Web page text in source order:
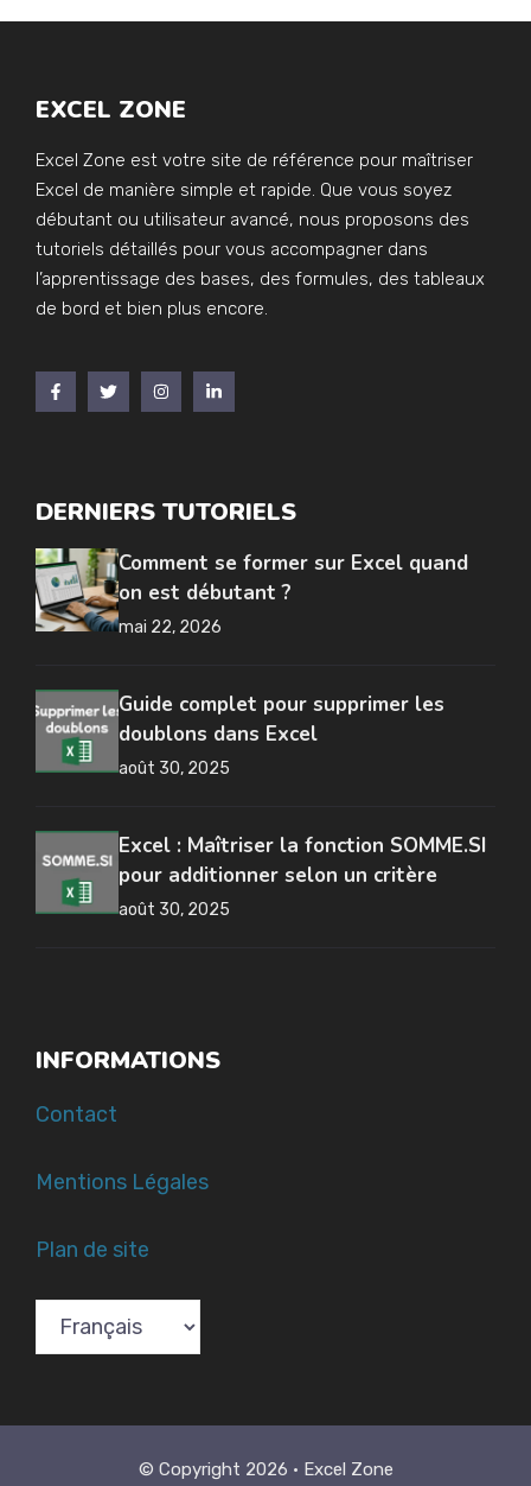
EXCEL ZONE
Excel Zone est votre site de référence pour maîtriser
Excel de manière simple et rapide. Que vous soyez
débutant ou utilisateur avancé, nous proposons des
tutoriels détaillés pour vous accompagner dans
l’apprentissage des bases, des formules, des tableaux
de bord et bien plus encore.
DERNIERS TUTORIELS
Comment se former sur Excel quand
on est débutant ?
mai 22, 2026
Guide complet pour supprimer les
doublons dans Excel
août 30, 2025
Excel : Maîtriser la fonction SOMME.SI
pour additionner selon un critère
août 30, 2025
INFORMATIONS
Contact
Mentions Légales
Plan de site
Choose
a
© Copyright 2026 • Excel Zone